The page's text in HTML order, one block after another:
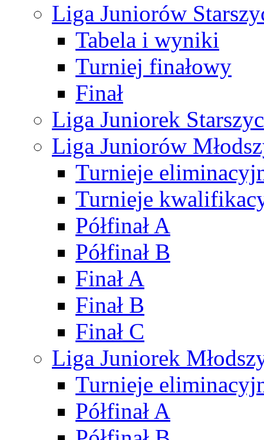
Liga Juniorów
Tabela i wyniki
Turniej finałowy
Finał
Liga Juniorek
Liga Juniorów
Turnieje
Turnieje
Półfinał A
Półfinał B
Finał A
Finał B
Finał C
Liga Juniorek
Turnieje
Półfinał A